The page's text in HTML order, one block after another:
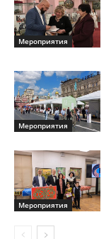
Мероприятия
Мероприятия
Мероприятия